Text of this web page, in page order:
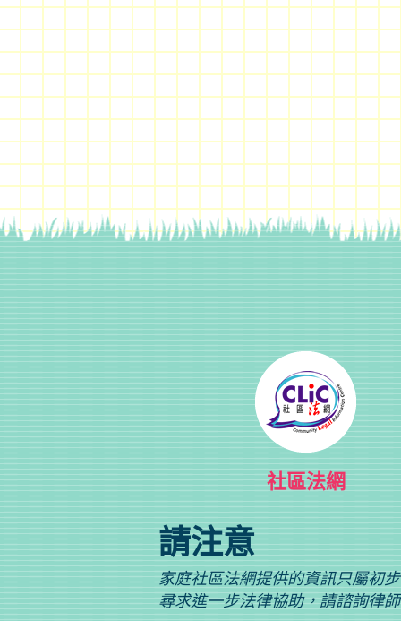
社區法網
請注意
家庭社區法網提供的資訊只屬初
尋求進一步法律協助，請諮詢律